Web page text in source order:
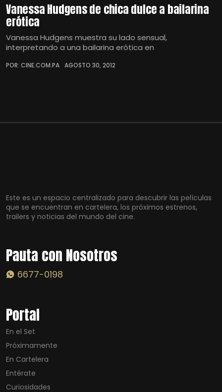
Vanessa Hudgens de chica dulce a bailarina
erótica
Vanessa Hudgens muestra su lado sensual,
interpretando a una bailarina erótica en
POR: CINE.COM.PA AGOSTO 30, 2012
Este es un espacio centralizado para descubrir las películas
que se encuentran en cartelera, los próximos estrenos,
trailers y noticias del mundo del cine.
Pauta con Nosotros
6677-0198
Portal
En el Set
Próximamente
En Cartelera
Entérate
Curiosidades